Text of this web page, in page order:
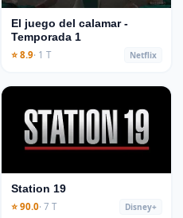
El juego del calamar -
Temporada 1
⭐ 8.9· 1 T Netflix
Station 19
⭐ 90.0· 7 T Disney+